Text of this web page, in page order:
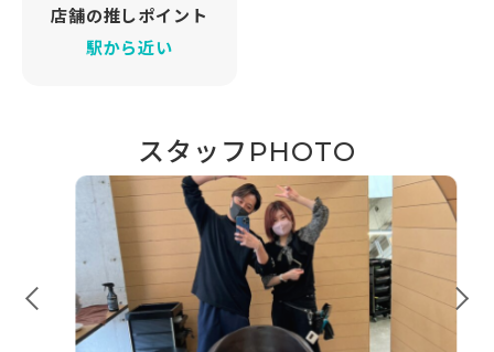
店舗の推しポイント
駅から近い
スタッフPHOTO